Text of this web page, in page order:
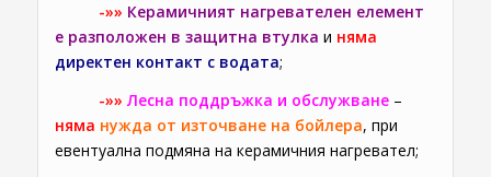
-»» Керамичният нагревателен елемент
е разположен в защитна втулка и няма
директен контакт с водата;
-»» Лесна поддръжка и обслужване–
няма нужда от източване на бойлера, при
евентуална подмяна на керамичния нагревател;